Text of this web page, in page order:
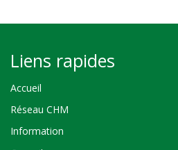
Liens rapides
Accueil
Réseau CHM
Information